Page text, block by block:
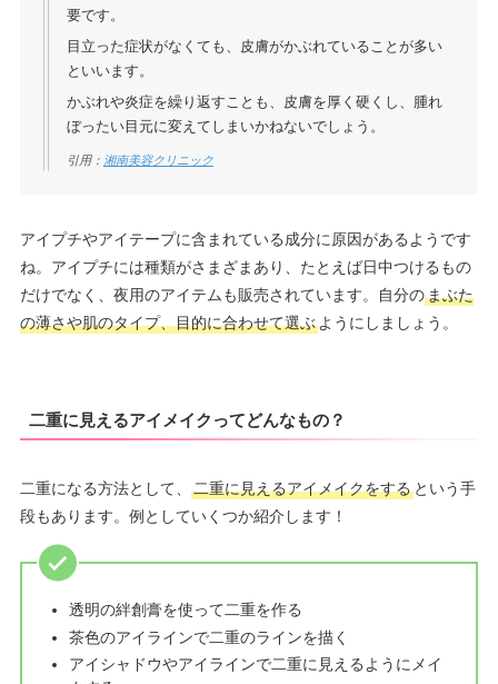
要です。
目立った症状がなくても、皮膚がかぶれていることが多い
といいます。
かぶれや炎症を繰り返すことも、皮膚を厚く硬くし、腫れ
ぼったい目元に変えてしまいかねないでしょう。
引用： 湘南美容クリニック
アイプチやアイテープに含まれている成分に原因があるようです
ね。アイプチには種類がさまざまあり、たとえば日中つけるもの
だけでなく、夜用のアイテムも販売されています。自分のまぶた
の薄さや肌のタイプ、目的に合わせて選ぶようにしましょう。
二重に見えるアイメイクってどんなもの？
二重になる方法として、 二重に見えるアイメイクをするという手
段もあります。例としていくつか紹介します！
透明の絆創膏を使って二重を作る
茶色のアイラインで二重のラインを描く
アイシャドウやアイラインで二重に見えるようにメイ